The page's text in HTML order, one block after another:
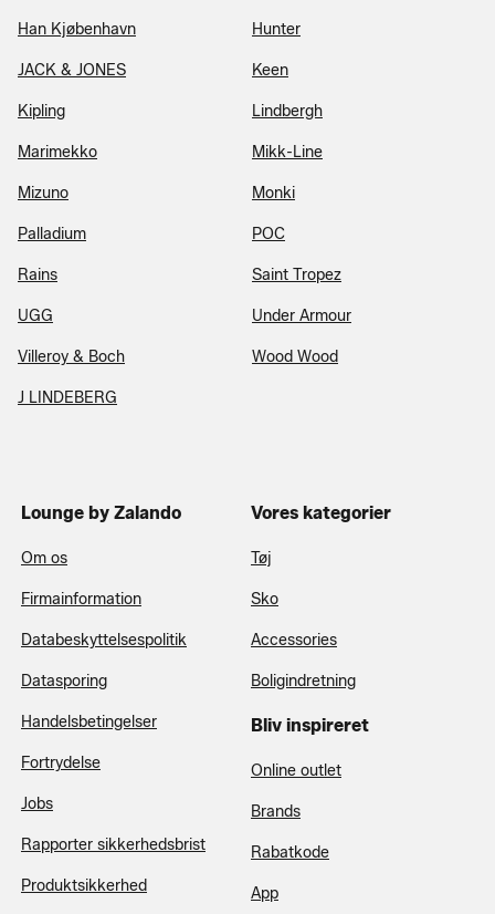
Han Kjøbenhavn Hunter
JACK & JONES Keen
Kipling Lindbergh
Marimekko Mikk-Line
Mizuno Monki
Palladium POC
Rains Saint Tropez
UGG Under Armour
Villeroy & Boch Wood Wood
J LINDEBERG
Lounge by Zalando
Om os
Firmainformation
Databeskyttelsespolitik
Datasporing
Handelsbetingelser
Fortrydelse
Jobs
Rapporter sikkerhedsbrist
Produktsikkerhed
Vores kategorier
Tøj
Sko
Accessories
Boligindretning
Bliv inspireret
Online outlet
Brands
Rabatkode
App